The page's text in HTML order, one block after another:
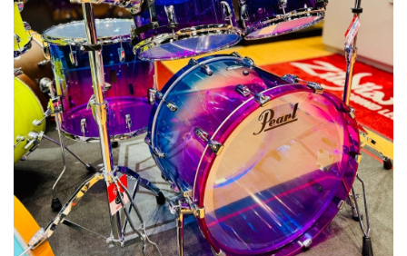
ドラム パーカッション
キーボード 電子ピアノ
管楽器 その他楽器
アンプ エフェクター